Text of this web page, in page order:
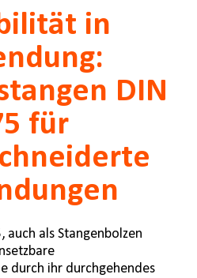
in
DIN
für
auch als Stangenbolzen
durch ihr durchgehendes